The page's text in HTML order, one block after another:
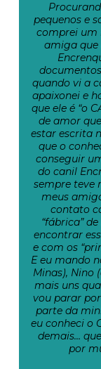
pequenos e
comprei um
amiga que
quando vi a
apaixonei e
que ele é “o
de amor
estar escrita
que o
conseguir
do canil
sempre teve
meus
contato
“fábrica”
encontrar
e com os
E eu mando
Minas), Nino
mais uns
vou parar
parte da
eu conheci o
demais…
por